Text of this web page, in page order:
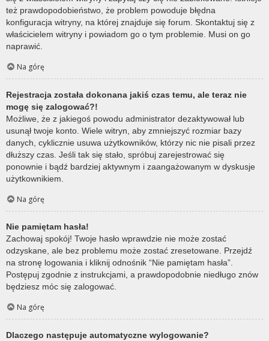
też prawdopodobieństwo, że problem powoduje błędna
konfiguracja witryny, na której znajduje się forum. Skontaktuj się z
właścicielem witryny i powiadom go o tym problemie. Musi on go
naprawić.
Na górę
Rejestracja została dokonana jakiś czas temu, ale teraz nie
mogę się zalogować?!
Możliwe, że z jakiegoś powodu administrator dezaktywował lub
usunął twoje konto. Wiele witryn, aby zmniejszyć rozmiar bazy
danych, cyklicznie usuwa użytkowników, którzy nic nie pisali przez
dłuższy czas. Jeśli tak się stało, spróbuj zarejestrować się
ponownie i bądź bardziej aktywnym i zaangażowanym w dyskusje
użytkownikiem.
Na górę
Nie pamiętam hasła!
Zachowaj spokój! Twoje hasło wprawdzie nie może zostać
odzyskane, ale bez problemu może zostać zresetowane. Przejdź
na stronę logowania i kliknij odnośnik “Nie pamiętam hasła”.
Postępuj zgodnie z instrukcjami, a prawdopodobnie niedługo znów
będziesz móc się zalogować.
Na górę
Dlaczego następuje automatyczne wylogowanie?